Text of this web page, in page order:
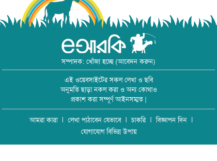
সম্পাদক: খোঁজা হচ্ছে (আবেদন করুন)
এই ওয়েবসাইটের সকল লেখা ও ছবি
অনুমতি ছাড়া নকল করা ও অন্য কোথাও
প্রকাশ করা সম্পূর্ণ আইনসম্মত |
আমরা কারা লেখা পাঠাবেন যেভাবে চাকরি
বিজ্ঞাপন দিন
যোগাযোগ বিভিন্ন উপায়